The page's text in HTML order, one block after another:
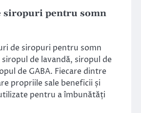
siropuri pentru somn
de siropuri pentru somn
de lavandă, siropul de
de GABA. Fiecare dintre
propriile sale beneficii și
pentru a îmbunătăți